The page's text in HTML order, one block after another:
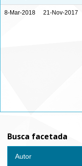
8-Mar-2018 21-Nov-2017
Busca facetada
Autor